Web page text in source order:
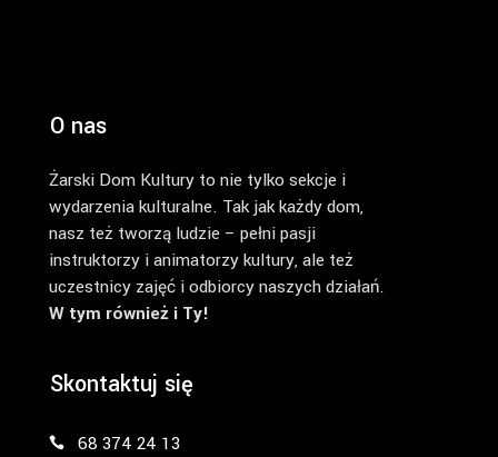
O nas
Żarski Dom Kultury to nie tylko sekcje i
wydarzenia kulturalne. Tak jak każdy dom,
nasz też tworzą ludzie – pełni pasji
instruktorzy i animatorzy kultury, ale też
uczestnicy zajęć i odbiorcy naszych działań.
W tym również i Ty!
Skontaktuj się
68 374 24 13